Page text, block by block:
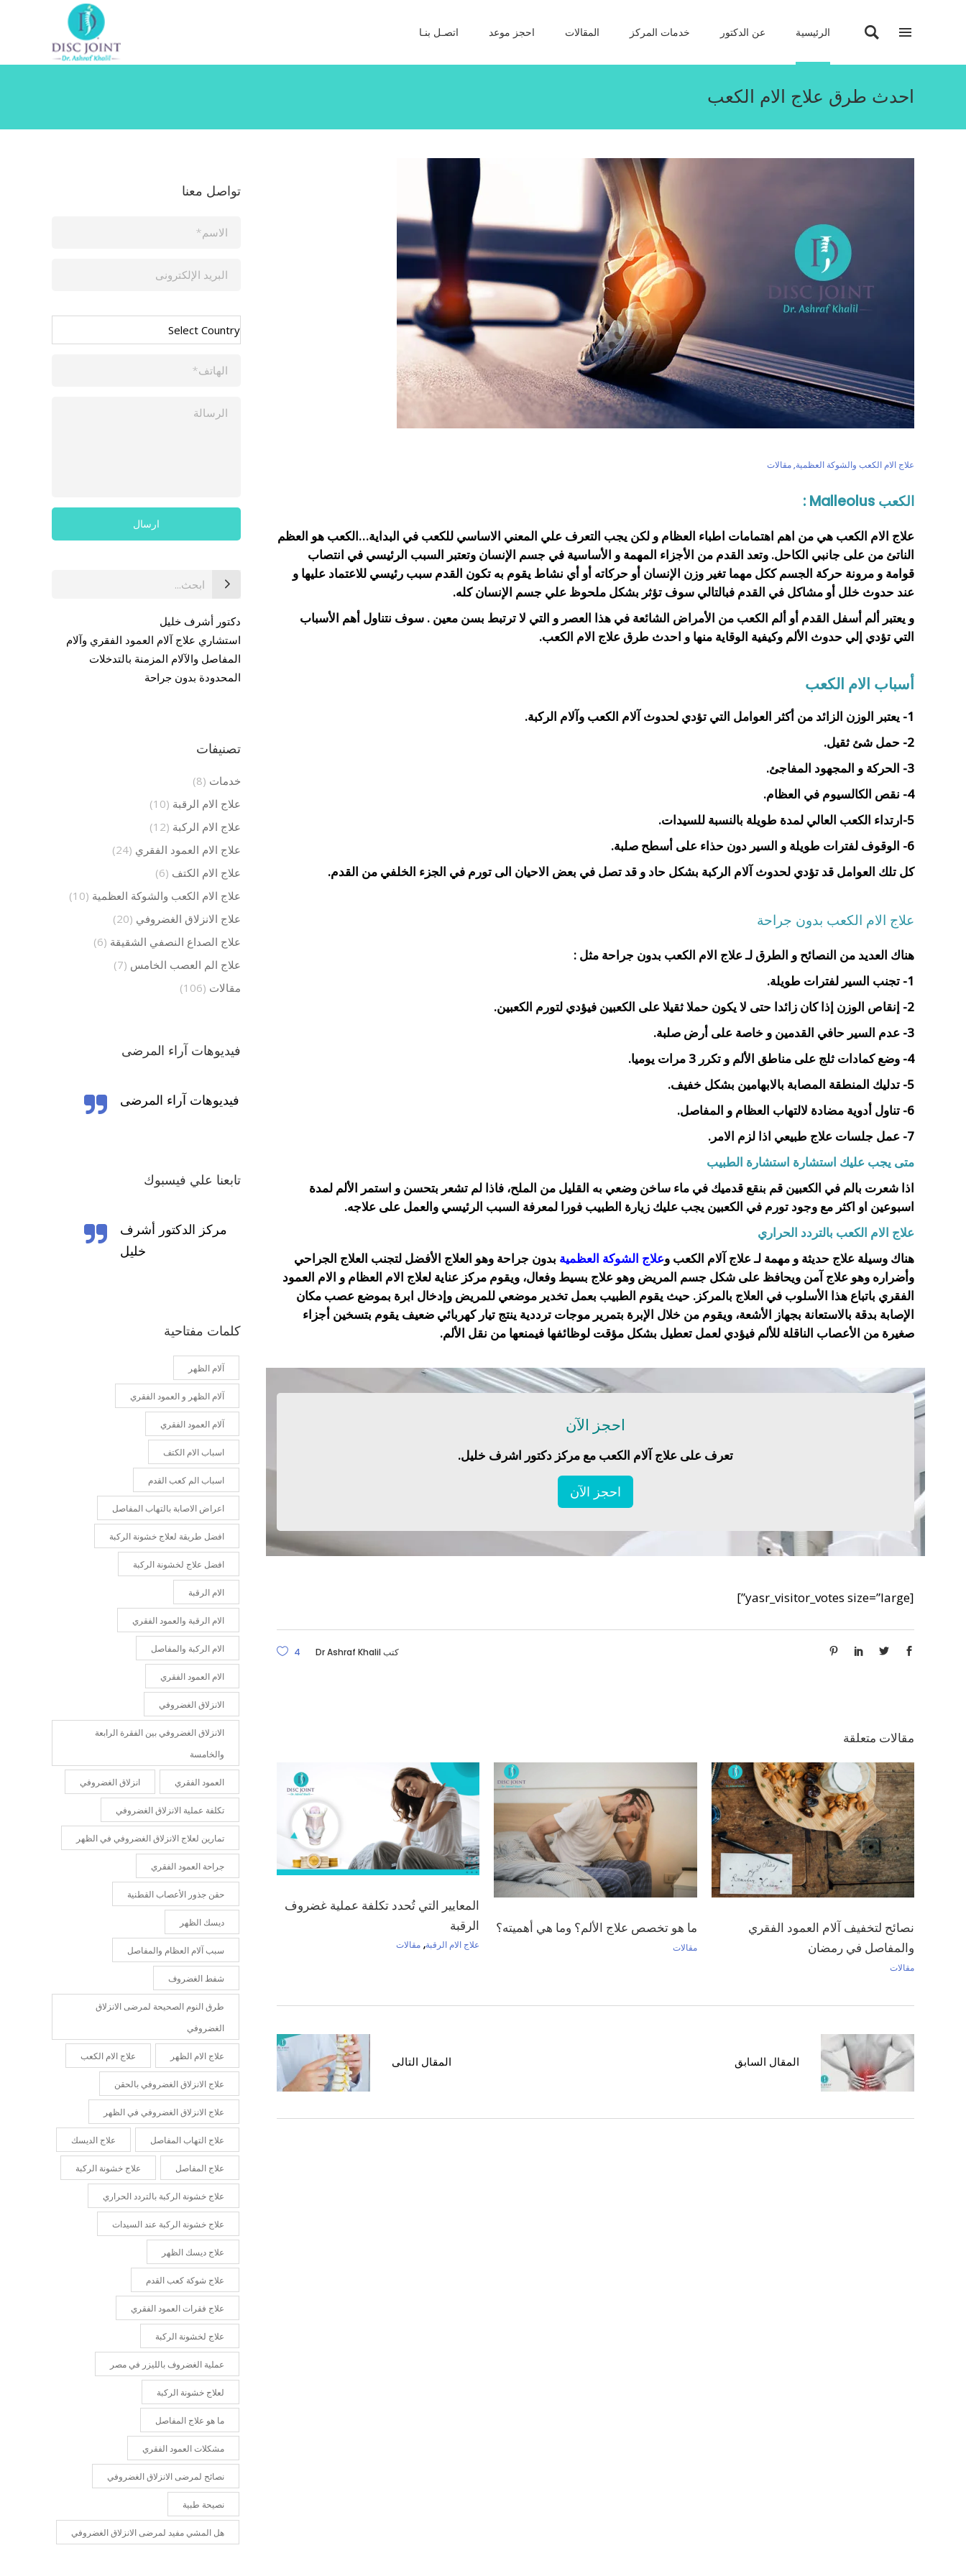
الرئيسية عن الدكتور خدمات المركز المقالات احجز موعد اتصـل بنـا
احدث طرق علاج الام الكعب
علاج الام الكعب والشوكة العظمية,مقالات
الكعب Malleolus :
علاج الام الكعب هي من اهم اهتمامات اطباء العظام و لكن يجب التعرف علي المعني الاساسي للكعب في البداية…الكعب هو العظم
الناتئ من على جانبي الكاحل. وتعد القدم من الأجزاء المهمة و الأساسية في جسم الإنسان وتعتبر السبب الرئيسي في انتصاب
قوامة و مرونة حركة الجسم ككل مهما تغير وزن الإنسان أو حركاته أو أي نشاط يقوم به تكون القدم سبب رئيسي للاعتماد عليها و
عند حدوث خلل أو مشاكل في القدم فبالتالي سوف تؤثر بشكل ملحوظ علي جسم الإنسان كله.
و يعتبر ألم أسفل القدم أو ألم الكعب من الأمراض الشائعة في هذا العصر و التي لا ترتبط بسن معين . سوف نتناول أهم الأسباب
التي تؤدي إلي حدوث الألم وكيفية الوقاية منها و احدث طرق علاج الام الكعب.
أسباب الام الكعب
1- يعتبر الوزن الزائد من أكثر العوامل التي تؤدي لحدوث آلام الكعب وآلام الركبة.
2- حمل شئ ثقيل.
3- الحركة و المجهود المفاجئ.
4- نقص الكالسيوم في العظام.
5-ارتداء الكعب العالي لمدة طويلة بالنسبة للسيدات.
6- الوقوف لفترات طويلة و السير دون حذاء على أسطح صلبة.
كل تلك العوامل قد تؤدي لحدوث آلام الركبة بشكل حاد و قد تصل في بعض الاحيان الى تورم في الجزء الخلفي من القدم.
علاج الام الكعب بدون جراحة
هناك العديد من النصائح و الطرق لـ علاج الام الكعب بدون جراحة مثل :
1- تجنب السير لفترات طويلة.
2- إنقاص الوزن إذا كان زائدا حتى لا يكون حملا ثقيلا على الكعبين فيؤدي لتورم الكعبين.
3- عدم السير حافي القدمين و خاصة على أرض صلبة.
4- وضع كمادات ثلج على مناطق الألم و تكرر 3 مرات يوميا.
5- تدليك المنطقة المصابة بالابهامين بشكل خفيف.
6- تناول أدوية مضادة لالتهاب العظام و المفاصل.
7- عمل جلسات علاج طبيعي اذا لزم الامر.
متى يجب عليك استشارة استشارة الطبيب
اذا شعرت بالم في الكعبين قم بنقع قدميك في ماء ساخن وضعي به القليل من الملح، فاذا لم تشعر بتحسن و استمر الألم لمدة
اسبوعين او اكثر مع وجود تورم في الكعبين يجب عليك زيارة الطبيب فورا لمعرفة السبب الرئيسي والعمل على علاجه.
علاج الام الكعب بالتردد الحراري
هناك وسيلة علاج حديثة و مهمة لـ علاج آلام الكعب وعلاج الشوكة العظمية بدون جراحة وهو العلاج الأفضل لتجنب العلاج الجراحي
وأضراره وهو علاج آمن ويحافظ على شكل جسم المريض وهو علاج بسيط وفعال، ويقوم مركز عناية لعلاج الام العظام و الام العمود
الفقري باتباع هذا الأسلوب في العلاج بالمركز. حيث يقوم الطبيب بعمل تخدير موضعي للمريض وإدخال ابرة بموضع عصب مكان
الإصابة بدقة بالاستعانة بجهاز الأشعة، ويقوم من خلال الإبرة بتمرير موجات ترددية ينتج تيار كهربائي ضعيف يقوم بتسخين أجزاء
صغيرة من الأعصاب الناقلة للألم فيؤدي لعمل تعطيل بشكل مؤقت لوظائفها فيمنعها من نقل الألم.
احجز الآن
تعرف على علاج آلام الكعب مع مركز دكتور اشرف خليل.
احجز الآن
[yasr_visitor_votes size=”large”]
كتب Dr Ashraf Khalil
4
مقالات متعلقة
نصائح لتخفيف آلام العمود الفقري
والمفاصل في رمضان
مقالات
ما هو تخصص علاج الألم؟ وما هي أهميته؟
مقالات
المعايير التي تُحدد تكلفة عملية غضروف
الرقبة
علاج الام الرقبة, مقالات
المقال السابق المقال التالى
تواصل معنا
بحث
عن:
دكتور أشرف خليل
استشاري علاج آلام العمود الفقري وآلام
المفاصل والآلام المزمنة بالتدخلات
المحدودة بدون جراحة
تصنيفات
خدمات (8)
علاج الام الرقبة (10)
علاج الام الركبة (12)
علاج الام العمود الفقري (24)
علاج الام الكتف (6)
علاج الام الكعب والشوكة العظمية (10)
علاج الانزلاق الغضروفي (20)
علاج الصداع النصفي الشقيقة (6)
علاج الم العصب الخامس (7)
مقالات (106)
فيديوهات آراء المرضى
تابعنا علي فيسبوك
‎مركز الدكتور أشرف
خليل‎
كلمات مفتاحية
آلام الظهر
آلام الظهر و العمود الفقري
آلام العمود الفقري
اسباب الام الكتف
اسباب الم كعب القدم
اعراض الاصابة بالتهاب المفاصل
افضل طريقة لعلاج خشونة الركبة
افضل علاج لخشونة الركبة
الام الرقبة
الام الرقبة والعمود الفقري
الام الركبة والمفاصل
الام العمود الفقري
الانزلاق الغضروفي
الانزلاق الغضروفي بين الفقرة الرابعة
والخامسة
العمود الفقري انزلاق الغضروفي
تكلفة عملية الانزلاق الغضروفي
تمارين لعلاج الانزلاق الغضروفي في الظهر
جراحة العمود الفقري
حقن جذور الأعصاب القطنية
ديسك الظهر
سبب آلام العظام والمفاصل
شفط الغضروف
طرق النوم الصحيحة لمرضى الانزلاق
الغضروفي
علاج الام الظهر علاج الام الكعب
علاج الانزلاق الغضروفي بالحقن
علاج الانزلاق الغضروفي في الظهر
علاج التهاب المفاصل علاج الديسك
علاج المفاصل علاج خشونة الركبة
علاج خشونة الركبة بالتردد الحراري
علاج خشونة الركبة عند السيدات
علاج ديسك الظهر
علاج شوكة كعب القدم
علاج فقرات العمود الفقري
علاج لخشونة الركبة
عملية الغضروف بالليزر في مصر
لعلاج خشونة الركبة
ما هو علاج المفاصل
مشكلات العمود الفقري
نصائح لمرضى الانزلاق الغضروفي
نصيحة طبية
هل المشي مفيد لمرضى الانزلاق الغضروفي